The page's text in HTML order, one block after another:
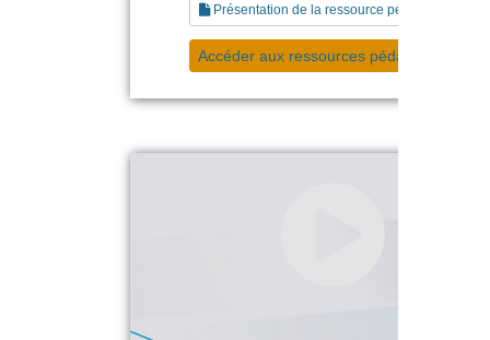
Présentation de la ressource pédagogique
Accéder aux ressources pédagogiques